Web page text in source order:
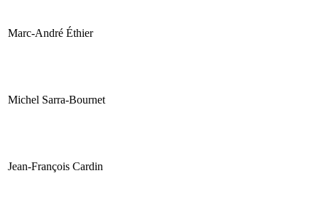
Marc-André Éthier
Michel Sarra-Bournet
Jean-François Cardin